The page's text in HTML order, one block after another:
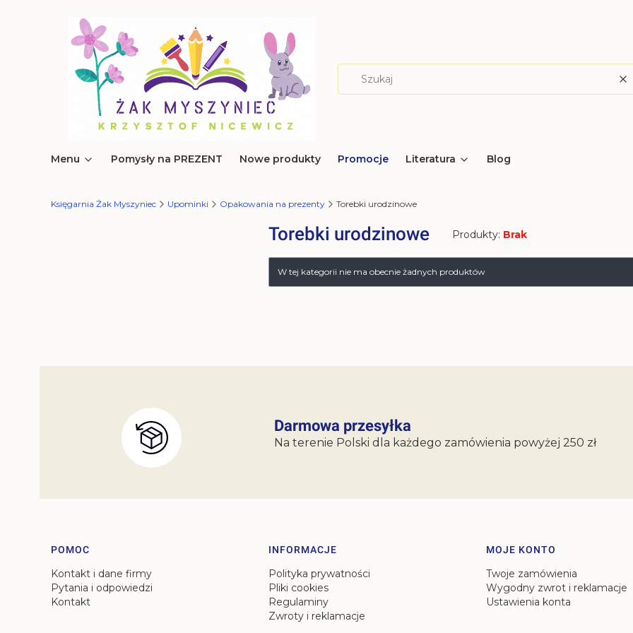
Menu Pomysły na PREZENT Nowe produkty Promocje Literatura Blog
Księgarnia Żak Myszyniec Upominki Opakowania na prezenty Torebki urodzinowe
Torebki urodzinowe Produkty: Brak
Lista produktów
W tej kategorii nie ma obecnie żadnych produktów
Darmowa przesyłka
Na terenie Polski dla każdego zamówienia powyżej 250 zł
Linki w stopce
POMOC
Kontakt i dane firmy
Pytania i odpowiedzi
Kontakt
INFORMACJE
Polityka prywatności
Pliki cookies
Regulaminy
Zwroty i reklamacje
MOJE KONTO
Twoje zamówienia
Wygodny zwrot i reklamacje
Ustawienia konta